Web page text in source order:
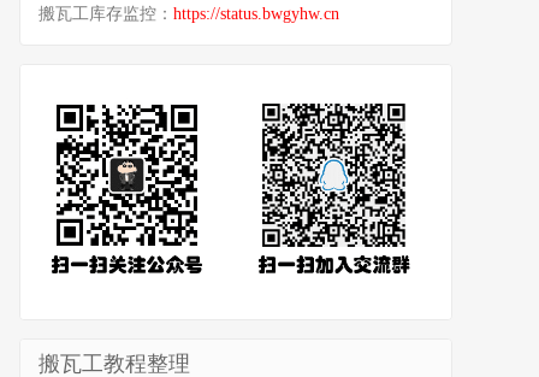
搬瓦工库存监控： https://status.bwgyhw.cn
搬瓦工教程整理